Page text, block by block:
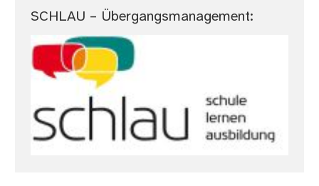
SCHLAU – Übergangsmanagement: